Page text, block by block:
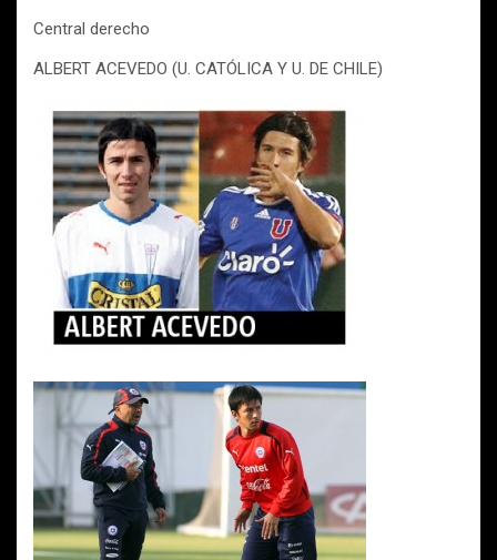
Central derecho
ALBERT ACEVEDO (U. CATÓLICA Y U. DE CHILE)